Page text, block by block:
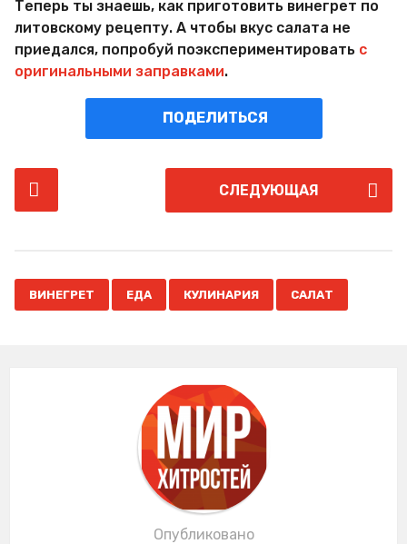
Теперь ты знаешь, как приготовить винегрет по
литовскому рецепту. А чтобы вкус салата не
приедался, попробуй поэкспериментировать с
оригинальными заправками.
ПОДЕЛИТЬСЯ
o
P
СЛЕДУЮЩАЯ
ВИНЕГРЕТ ЕДА КУЛИНАРИЯ САЛАТ
Опубликовано